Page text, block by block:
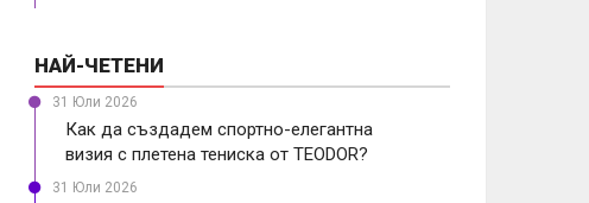
НАЙ-ЧЕТЕНИ
31 Юли 2026
Как да създадем спортно-елегантна
визия с плетена тениска от TEODOR?
31 Юли 2026